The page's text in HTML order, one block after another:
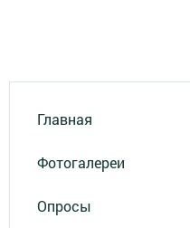
Главная
Фотогалереи
Опросы